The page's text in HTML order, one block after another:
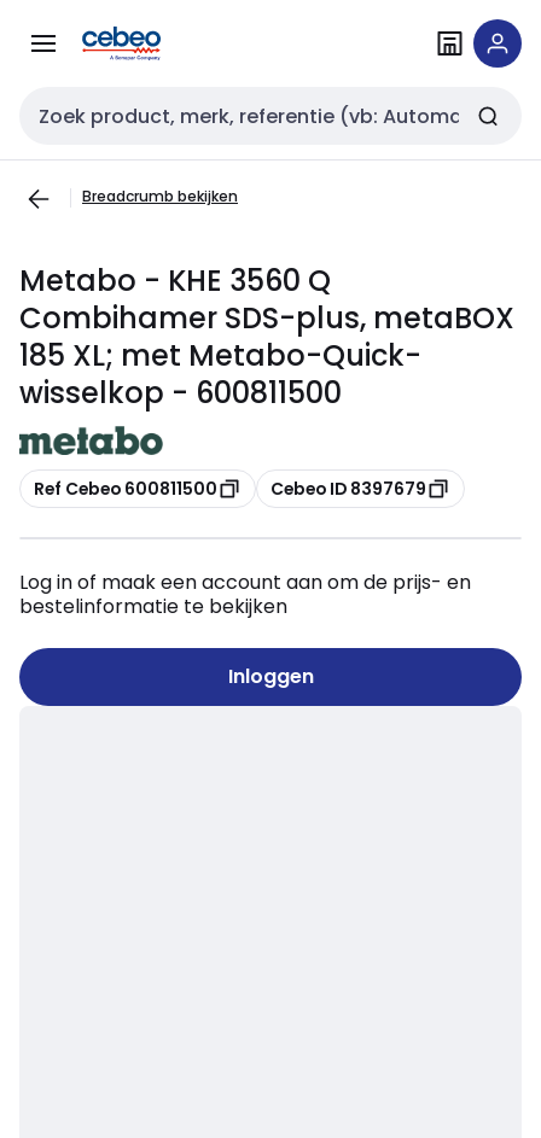
naar
naar
Zoekveld invoer
Breadcrumb bekijken
Metabo - KHE 3560 Q
Combihamer SDS-plus, metaBOX
185 XL; met Metabo-Quick-
wisselkop - 600811500
Kopiëren
Ref Cebeo 600811500 Kopiëren
Cebeo ID 8397679
Log in of maak een account aan om de prijs- en
bestelinformatie te bekijken
Inloggen